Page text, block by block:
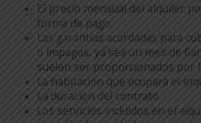
El precio mensual del alquiler
forma de pago.
Las garantías acordadas para
o impagos, ya sea un mes de
suelen ser proporcionados por
La habitación que ocupará el
La duración del contrato.
Los servicios incluidos en el